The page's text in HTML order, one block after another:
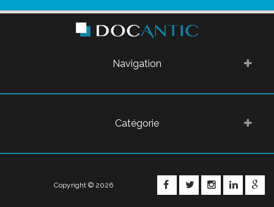
Navigation
Catégorie
FACEBOOKTWITTER
Copyright © 2026